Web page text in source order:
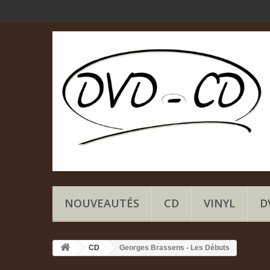
NOUVEAUTÉS CD VINYL
CD Georges Brassens - Les Débuts